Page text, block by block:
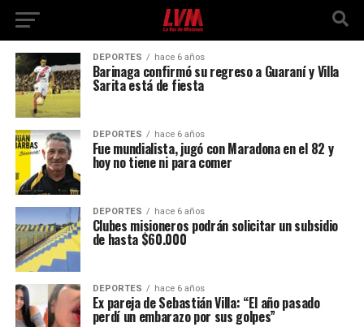
DEPORTES hace 6 años
Barinaga confirmó su regreso a Guaraní y Villa
Sarita está de fiesta
DEPORTES hace 6 años
Fue mundialista, jugó con Maradona en el 82 y
hoy no tiene ni para comer
DEPORTES hace 6 años
Clubes misioneros podrán solicitar un subsidio
de hasta $60.000
DEPORTES hace 6 años
Ex pareja de Sebastián Villa: “El año pasado
perdí un embarazo por sus golpes”